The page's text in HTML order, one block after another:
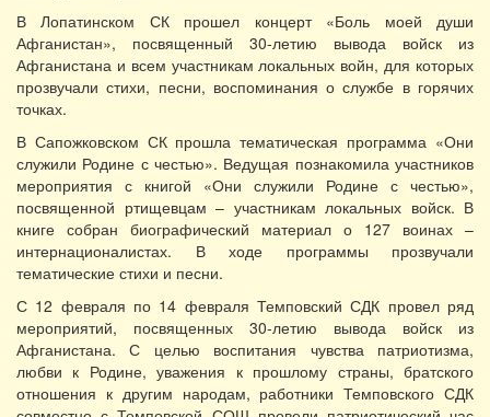
В Лопатинском СК прошел концерт «Боль моей души
Афганистан», посвященный 30-летию вывода войск из
Афганистана и всем участникам локальных войн, для которых
прозвучали стихи, песни, воспоминания о службе в горячих
точках.
В Сапожковском СК прошла тематическая программа «Они
служили Родине с честью». Ведущая познакомила участников
мероприятия с книгой «Они служили Родине с честью»,
посвященной ртищевцам – участникам локальных войск. В
книге собран биографический материал о 127 воинах –
интернационалистах. В ходе программы прозвучали
тематические стихи и песни.
С 12 февраля по 14 февраля Темповский СДК провел ряд
мероприятий, посвященных 30-летию вывода войск из
Афганистана. С целью воспитания чувства патриотизма,
любви к Родине, уважения к прошлому страны, братского
отношения к другим народам, работники Темповского СДК